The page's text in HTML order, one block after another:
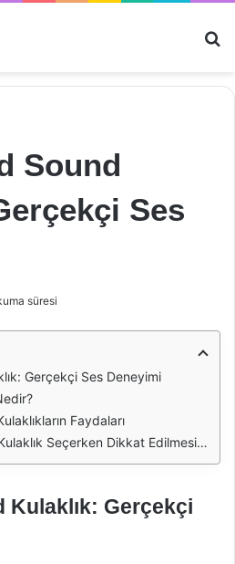
Sound
Ses
süresi
Gerçekçi Ses Deneyimi
Faydaları
Seçerken Dikkat Edilmesi Gerekenler
Kulaklık: Gerçekçi